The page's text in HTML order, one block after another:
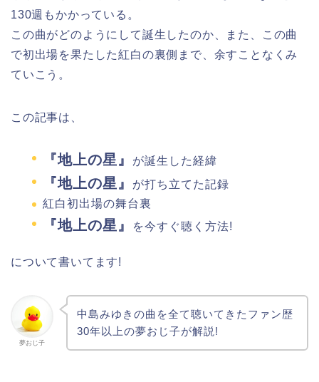
130週もかかっている。
この曲がどのようにして誕生したのか、また、この曲
で初出場を果たした紅白の裏側まで、余すことなくみ
ていこう。
この記事は、
『地上の星』 が誕生した経緯
『地上の星』
が打ち立てた記録
紅白初出場の舞台裏
『地上の星』 を今すぐ聴く方法!
について書いてます!
夢おじ子
中島みゆきの曲を全て聴いてきたファン歴
30年以上の夢おじ子が解説!